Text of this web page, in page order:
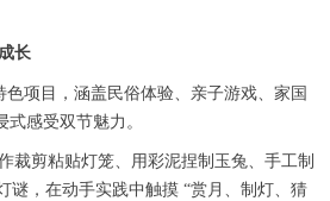
长
色项目，涵盖民俗体验、亲子游戏、家国
感受双节魅力。​
裁剪粘贴灯笼、用彩泥捏制玉兔、手工制
谜，在动手实践中触摸 “赏月、制灯、猜